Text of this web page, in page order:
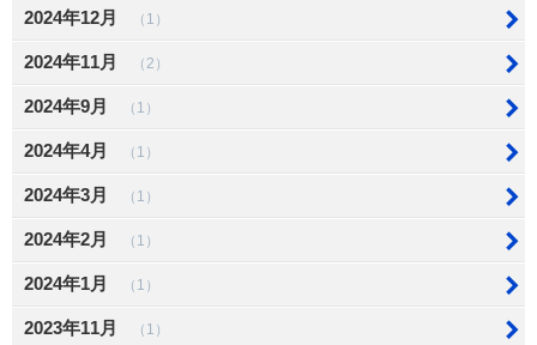
2024年12月 （1）
2024年11月 （2）
2024年9月 （1）
2024年4月 （1）
2024年3月 （1）
2024年2月 （1）
2024年1月 （1）
2023年11月 （1）